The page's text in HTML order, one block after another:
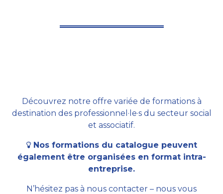
Découvrez notre offre variée de formations à
destination des professionnel·le·s du secteur social
et associatif.
Nos formations du catalogue peuvent
également être organisées en format intra-
entreprise.
N’hésitez pas à nous contacter – nous vous